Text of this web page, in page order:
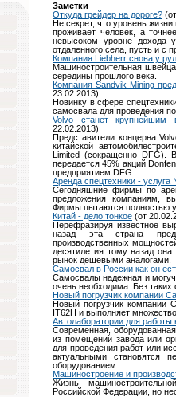
Заметки
Откуда грейдер на дороге?
Не секрет, что уровень
проживает человек, а
невысоком уровне дохода
отдаленного села, пусть и с
Компания Liebherr снова у
Машиностроительная
середины прошлого века.
Компания Sandvik Mining
23.02.2013)
Новинку в сфере
самосвала для проведения
Volvo станет крупнейшим
22.02.2013)
Представители концерна
китайской
Limited (сокращенно DFG).
передается 45% акций
предприятием DFG.
Аренда спецтехники -
Сегодняшние фирмы по
предложения компаниям,
Фирмы пытаются полностью
Китай - дело тонкое (от
Перефразируя известное
назад эта страна
производственных
десятилетия тому назад
рынок дешевыми аналогами.
Самосвал в России как он
Самосвалы надежная и
очень необходима. Без
Новый погрузчик компании
Новый погрузчик компании
IT62H и выполняет
Автолаборатории для работы
Современная,
из помещений завода или
для проведения работ или
актуальными становятся
оборудованием.
Машиностроение и
Жизнь
Российской Федерации, но